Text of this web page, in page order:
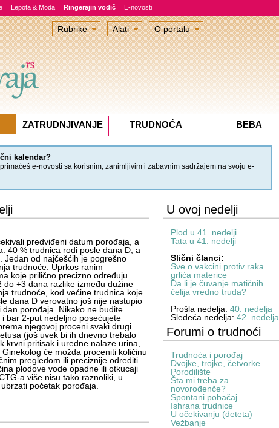
Lepota & Moda Ringerajin vodič E-novosti
kalendar?
e-novosti sa korisnim, zanimljivim i zabavnim sadržajem na svoju e-
predviđeni datum porođaja, a
40 % trudnica rodi posle dana D, a
Jedan od najčešćih je pogrešno
trudnoće. Uprkos ranim
koje prilično precizno određuju
do +3 dana razlike između dužine
trudnoće, kod većine trudnica koje
dana D verovatno još nije nastupio
porođaja. Nikako ne budite
bar 2-put nedeljno posećujete
njegovoj proceni svaki drugi
(još uvek bi ih dnevno trebalo
krvni pritisak i uredne nalaze urina,
će možda proceniti količinu
pregledom ili preciznije odrediti
plodove vode opadne ili otkucaji
a više nisu tako raznoliki, u
početak porođaja.
U ovoj nedelji
Plod u 41. nedelji
Tata u 41. nedelji
Slični članci:
Sve o vakcini protiv raka
grlića materice
Da li je čuvanje matičnih
ćelija vredno truda?
Prošla nedelja: 40. nedelja
Sledeća nedelja: 42. nedelja
Forumi o trudnoći
Trudnoća i porođaj
Dvojke, trojke, četvorke
Porodilište
Šta mi treba za
novorođenče?
Spontani pobačaj
Ishrana trudnice
U očekivanju (deteta)
Vežbanje
Rubrike Alati O portalu
ZATRUDNJIVANJE TRUDNOĆA BEBA